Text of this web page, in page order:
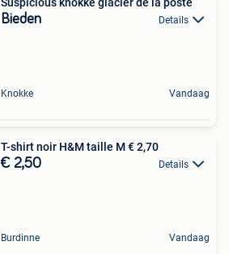
Bieden Details
Knokke Vandaag
T-shirt noir H&M taille M € 2,70
€ 2,50 Details
Burdinne Vandaag